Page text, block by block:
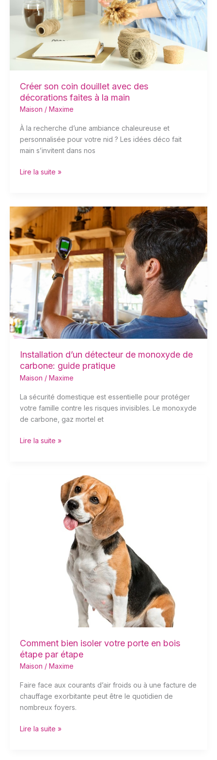
Créer son coin douillet avec des
décorations faites à la main
Maison / Maxime
À la recherche d’une ambiance chaleureuse et
personnalisée pour votre nid ? Les idées déco fait
main s’invitent dans nos
décorations
faites
main
Lire la suite »
Installation d’un détecteur de monoxyde de
carbone: guide pratique
Maison / Maxime
La sécurité domestique est essentielle pour protéger
votre famille contre les risques invisibles. Le monoxyde
de carbone, gaz mortel et
Installation
d’un
détecteur
de
monoxyde
de
carbone:
guide
pratique
Lire la suite »
Comment bien isoler votre porte en bois
étape par étape
Maison / Maxime
Faire face aux courants d’air froids ou à une facture de
chauffage exorbitante peut être le quotidien de
nombreux foyers.
Lire la suite »